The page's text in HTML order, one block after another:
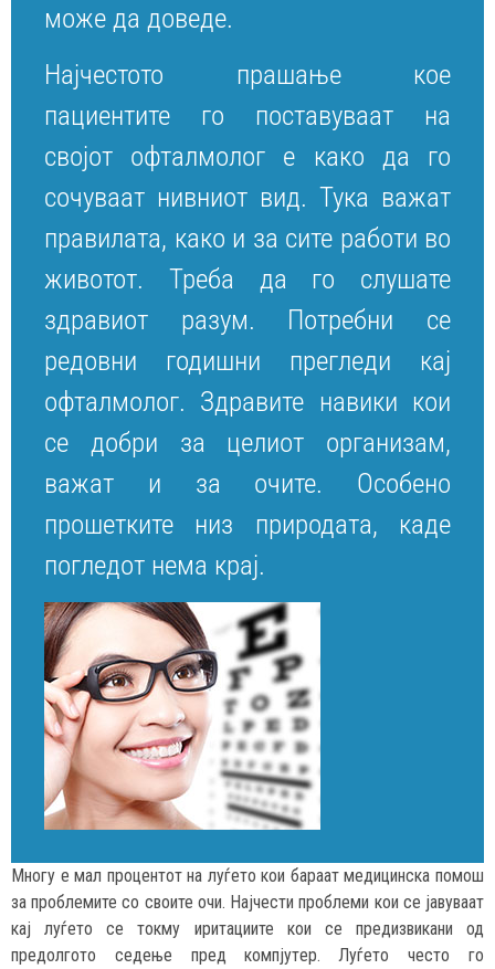
може да доведе.
Најчестото прашање кое
пациентите го поставуваат на
својот офталмолог е како да го
сочуваат нивниот вид. Тука важат
правилата, како и за сите работи во
животот. Треба да го слушате
здравиот разум. Потребни се
редовни годишни прегледи кај
офталмолог. Здравите навики кои
се добри за целиот организам,
важат и за очите. Особено
прошетките низ природата, каде
погледот нема крај.
Многу е мал процентот на луѓето кои бараат медицинска помош
за проблемите со своите очи. Најчести проблеми кои се јавуваат
кај луѓето се токму иритациите кои се предизвикани од
предолгото седење пред компјутер. Луѓето често го